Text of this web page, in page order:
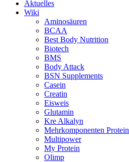
Aktuelles
Wiki
Aminosäuren
BCAA
Best Body Nutrition
Biotech
BMS
Body Attack
BSN Supplements
Casein
Creatin
Eisweis
Glutamin
Kre Alkalyn
Mehrkomponenten Protein
Multipower
My Protein
Olimp